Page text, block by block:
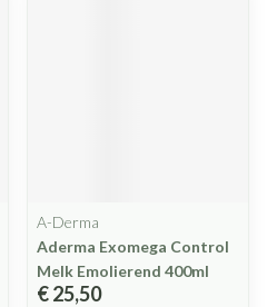
A-Derma
Aderma Exomega Control
Melk Emolierend 400ml
€ 25,50